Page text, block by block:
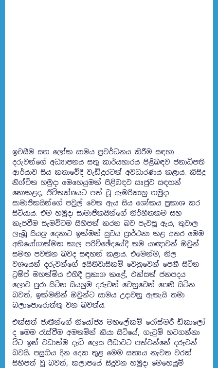
ඉවසීම සහ ලෝක සාමය ප්‍රවර්ධනය කිරීම සඳහා
දරුවන්ගේ අධ්‍යාපනය සතු කාර්යභාරය පිළිබඳව ජනාධිපති
ආර්යාව සිය කතාවේදී වැඩිදුරටත් අවධාරණය කළාය. කිසිදු
නිශ්චිත හමුදා මෙහෙයුමක් පිළිබඳව සෘජුව සඳහන්
නොකළද, ජීවිතක්ෂයට පත් වූ ඇමරිකානු හමුදා
සාමාජිකයින්ගේ පවුල් වෙත ඇය සිය ශෝකය ප්‍රකාශ කර
සිටියාය. එම හමුදා සාමාජිකයින්ගේ නිර්භීතකම සහ
කැපවීම සැමවිටම සිහිපත් කරන බව පැවසූ ඇය, තුවාල
ලැබූ සියලු දෙනාට ඉක්මන් සුවය ප්‍රාර්ථනා කළ අතර මෙම
අභියෝගාත්මක කාල පරිච්ඡේදයේදී තම යාඥාවන් ඔවුන්
සමඟ පවතින බවද සඳහන් කළාය. එමෙන්ම, නිල
වශයෙන් දරුවන්ගේ අයිතිවාසිකම් වෙනුවෙන් පෙනී සිටින
ට්‍රම්ප් මහත්මිය එහිදී ප්‍රකාශ කළේ, එක්සත් ජනපදය
ලොව පුරා සිටින සියලුම දරුවන් වෙනුවෙන් පෙනී සිටින
බවත්, ඉක්මනින් ඔවුන්ට සාමය උදාවනු ඇතැයි තමා
බලාපොරොත්තු වන බවත්ය.
එක්සත් ජාතීන්ගේ නියෝජ්‍ය මහලේකම් රෝස්මරී ඩිකාලෝ
ද මෙම රැස්වීම අමතමින් කියා සිටියේ, ගැටුම් හටගන්නා
විට ඉන් වඩාත්ම දැඩි ලෙස පීඩාවට පත්වන්නේ දරුවන්
බවයි. පසුගිය දින දෙක තුළ මෙම සත්‍යය නැවත වරක්
සිහිපත් වූ බවත්, කලාපයේ සිදුවන හමුදා මෙහෙයුම්